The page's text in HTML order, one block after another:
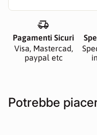
Prima edizione
formato 21x21 cm.
Pubblicato e distribuito
diritti riservatià
delivery_truck_speed
Pagamenti Sicuri
Visa, Mastercad,
paypal etc
Potrebbe